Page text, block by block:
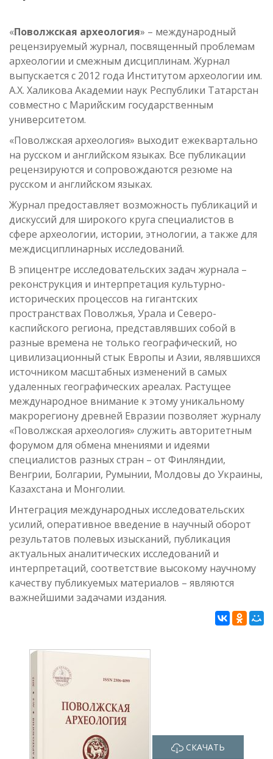
«Поволжская археология» – международный
рецензируемый журнал, посвященный проблемам
археологии и смежным дисциплинам. Журнал
выпускается с 2012 года Институтом археологии им.
А.Х. Халикова Академии наук Республики Татарстан
совместно с Марийским государственным
университетом.
«Поволжская археология» выходит ежеквартально
на русском и английском языках. Все публикации
рецензируются и сопровождаются резюме на
русском и английском языках.
Журнал предоставляет возможность публикаций и
дискуссий для широкого круга специалистов в
сфере археологии, истории, этнологии, а также для
междисциплинарных исследований.
В эпицентре исследовательских задач журнала –
реконструкция и интерпретация культурно-
исторических процессов на гигантских
пространствах Поволжья, Урала и Северо-
каспийского региона, представлявших собой в
разные времена не только географический, но
цивилизационный стык Европы и Азии, являвшихся
источником масштабных изменений в самых
удаленных географических ареалах. Растущее
международное внимание к этому уникальному
макрорегиону древней Евразии позволяет журналу
«Поволжская археология» служить авторитетным
форумом для обмена мнениями и идеями
специалистов разных стран – от Финляндии,
Венгрии, Болгарии, Румынии, Молдовы до Украины,
Казахстана и Монголии.
Интеграция международных исследовательских
усилий, оперативное введение в научный оборот
результатов полевых изысканий, публикация
актуальных аналитических исследований и
интерпретаций, соответствие высокому научному
качеству публикуемых материалов – являются
важнейшими задачами издания.
СКАЧАТЬ